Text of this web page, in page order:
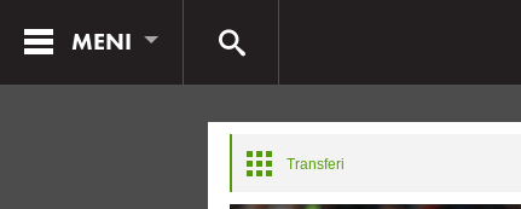
MENI
Transferi